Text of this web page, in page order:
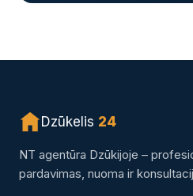
Dzūkelis 24
NT agentūra Dzūkijoje –
pardavimas, nuoma ir